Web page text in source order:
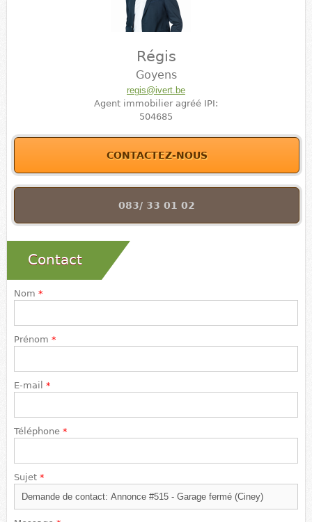
Régis
Goyens
regis@ivert.be
Agent immobilier agréé IPI:
504685
CONTACTEZ-NOUS
083/ 33 01 02
Contact
Nom *
Prénom *
E-mail *
Téléphone *
Sujet *